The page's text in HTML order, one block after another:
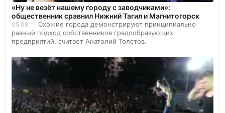
«Ну не везёт нашему городу с заводчиками»:
общественник сравнил Нижний Тагил и Магнитогорск
05.08
Схожие города демонстрируют принципиально
разный подход собственников градообразующих
предприятий, считает Анатолий Толстов.